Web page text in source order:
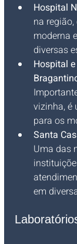
Hospital
na
moderna
diversas
Hospital
vizinha, é
para os
Santa
Uma das
em